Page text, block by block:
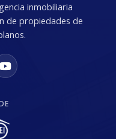
inmobiliaria
de propiedades de